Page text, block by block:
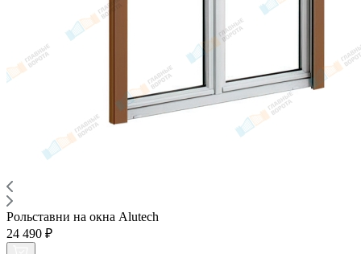
Рольставни на окна Alutech
24 490 ₽